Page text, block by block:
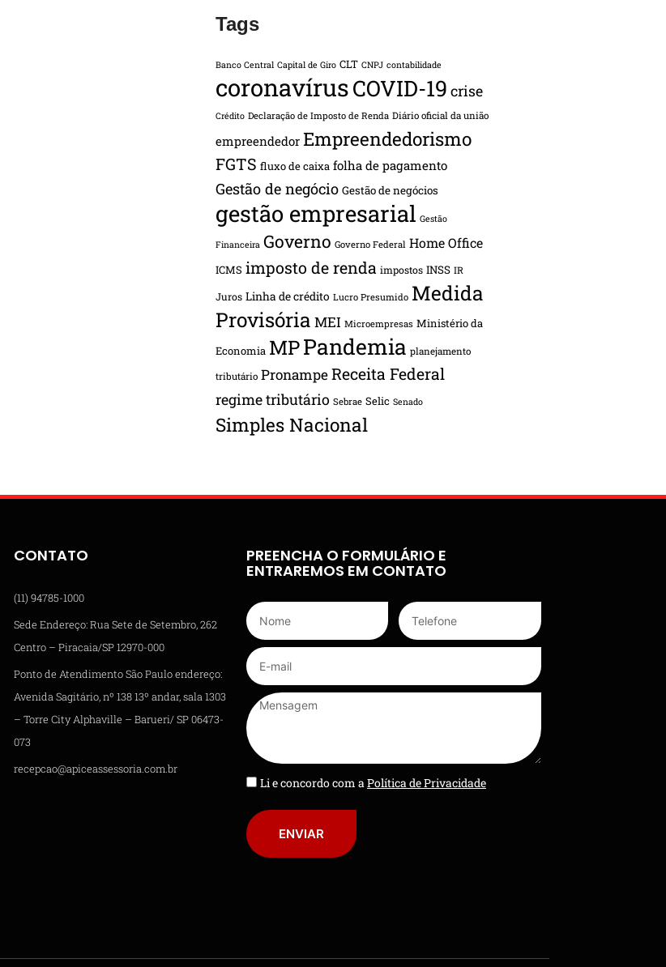
Tags
Banco Central Capital de Giro CLT CNPJ contabilidade
coronavírusCOVID-19 crise
Crédito Declaração de Imposto de Renda Diário oficial da união
empreendedor Empreendedorismo
FGTS fluxo de caixa folha de pagamento
Gestão de negócio Gestão de negócios
gestão empresarial Gestão
Financeira Governo Governo Federal Home Office
ICMS imposto de renda impostos INSS IR
Juros Linha de crédito Lucro Presumido Medida
Provisória MEI Microempresas Ministério da
Economia MPPandemia planejamento
tributário PronampeReceita Federal
regime tributário Sebrae Selic Senado
Simples Nacional
CONTATO
(11) 94785-1000
Sede Endereço: Rua Sete de Setembro, 262
Centro – Piracaia/SP 12970-000
Ponto de Atendimento São Paulo endereço:
Avenida Sagitário, nº 138 13º andar, sala 1303
– Torre City Alphaville – Barueri/ SP 06473-
073
recepcao@apiceassessoria.com.br
PREENCHA O FORMULÁRIO E
ENTRAREMOS EM CONTATO
Li e concordo com aPolítica de Privacidade
ENVIAR